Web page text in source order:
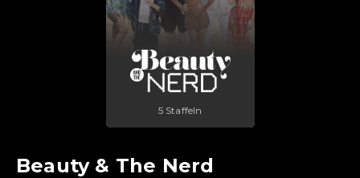
5 Staffeln
Beauty & The Nerd